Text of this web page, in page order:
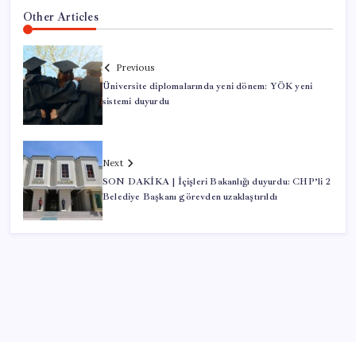
Other Articles
Previous
Üniversite diplomalarında yeni dönem: YÖK yeni
sistemi duyurdu
Next
SON DAKİKA | İçişleri Bakanlığı duyurdu: CHP’li 2
Belediye Başkanı görevden uzaklaştırıldı